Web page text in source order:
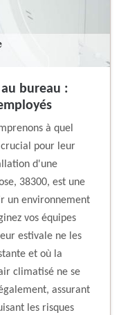
bureau :
à quel
pour leur
d'une
38300, est une
un environnement
vos équipes
estivale ne les
et où la
climatisé ne se
assurant
les risques